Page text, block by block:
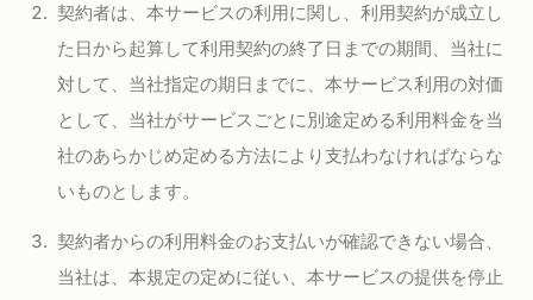
契約者は、本サービスの利用に関し、利用契約が成立し
た日から起算して利用契約の終了日までの期間、当社に
対して、当社指定の期日までに、本サービス利用の対価
として、当社がサービスごとに別途定める利用料金を当
社のあらかじめ定める方法により支払わなければならな
いものとします。
契約者からの利用料金のお支払いが確認できない場合、
当社は、本規定の定めに従い、本サービスの提供を停止